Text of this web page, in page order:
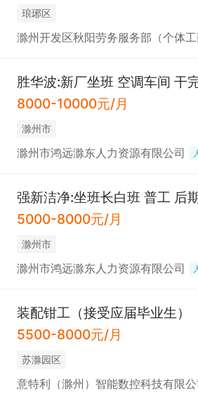
琅琊区
滁州开发区秋阳劳务服务部（个体工
8000-10000元/月
滁州市
滁州市鸿远滁东人力资源有限公司
强新洁净:坐班长白班 普工 后
5000-8000元/月
滁州市
滁州市鸿远滁东人力资源有限公司
装配钳工（接受应届毕业生）
5500-8000元/月
苏滁园区
意特利（滁州）智能数控科技有限公